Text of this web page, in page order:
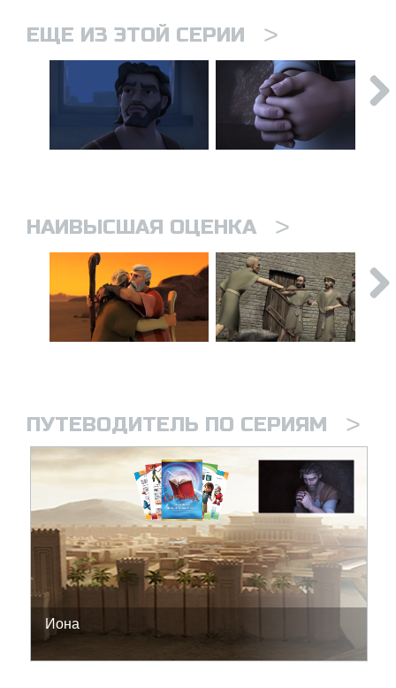
ЕЩЕ ИЗ ЭТОЙ СЕРИИ >
НАИВЫСШАЯ ОЦЕНКА >
ПУТЕВОДИТЕЛЬ ПО СЕРИЯМ >
Иона